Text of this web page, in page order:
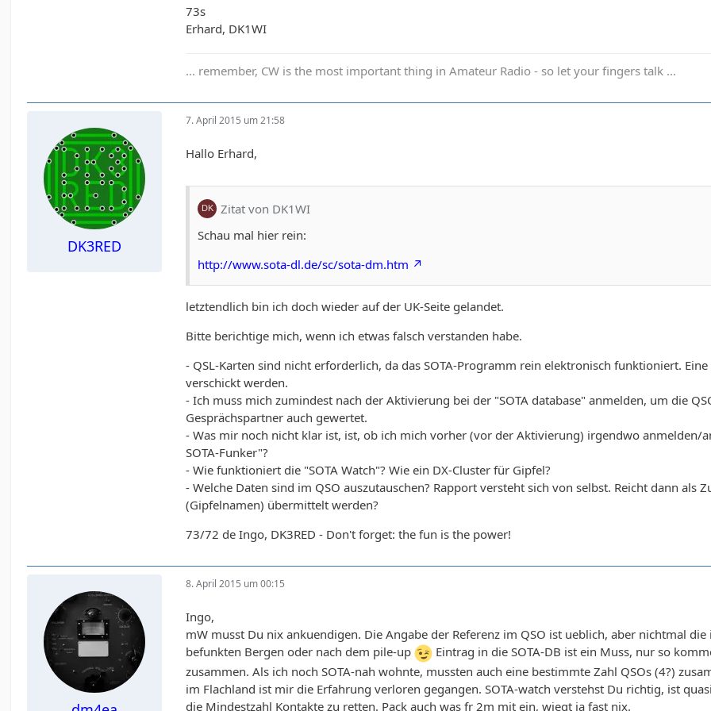
73s
Erhard, DK1WI
... remember, CW is the most important thing in Amateur Radio - so let your fingers talk ...
DK3RED
7. April 2015 um 21:58
Hallo Erhard,
Zitat von DK1WI
Schau mal hier rein:
http://www.sota-dl.de/sc/sota-dm.htm
letztendlich bin ich doch wieder auf der UK-Seite gelandet.
Bitte berichtige mich, wenn ich etwas falsch verstanden habe.
- QSL-Karten sind nicht erforderlich, da das SOTA-Programm rein elektronisch funktioniert.
verschickt werden.
- Ich muss mich zumindest nach der Aktivierung bei der "SOTA database" anmelden, um die
Gesprächspartner auch gewertet.
- Was mir noch nicht klar ist, ist, ob ich mich vorher (vor der Aktivierung) irgendwo anmelden/
SOTA-Funker"?
- Wie funktioniert die "SOTA Watch"? Wie ein DX-Cluster für Gipfel?
- Welche Daten sind im QSO auszutauschen? Rapport versteht sich von selbst. Reicht dann als
(Gipfelnamen) übermittelt werden?
73/72 de Ingo, DK3RED - Don't forget: the fun is the power!
8. April 2015 um 00:15
Ingo,
mW musst Du nix ankuendigen. Die Angabe der Referenz im QSO ist ueblich, aber nichtmal
befunkten Bergen oder nach dem pile-up
Eintrag in die SOTA-DB ist ein Muss, nur so
zusammen. Als ich noch SOTA-nah wohnte, mussten auch eine bestimmte Zahl QSOs (4?)
im Flachland ist mir die Erfahrung verloren gegangen. SOTA-watch verstehst Du richtig, ist
die Mindestzahl Kontakte zu retten. Pack auch was fr 2m mit ein, wiegt ja fast nix.